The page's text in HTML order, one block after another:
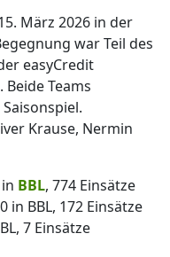
März 2026 in der
war Teil des
easyCredit
Teams
Krause, Nermin
BBL, 774 Einsätze
in BBL, 172 Einsätze
7 Einsätze